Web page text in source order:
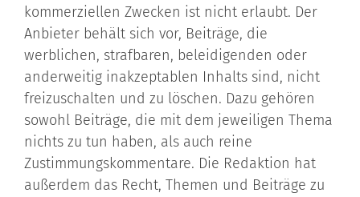
kommerziellen Zwecken ist nicht erlaubt. Der
Anbieter behält sich vor, Beiträge, die
werblichen, strafbaren, beleidigenden oder
anderweitig inakzeptablen Inhalts sind, nicht
freizuschalten und zu löschen. Dazu gehören
sowohl Beiträge, die mit dem jeweiligen Thema
nichts zu tun haben, als auch reine
Zustimmungskommentare. Die Redaktion hat
außerdem das Recht, Themen und Beiträge zu